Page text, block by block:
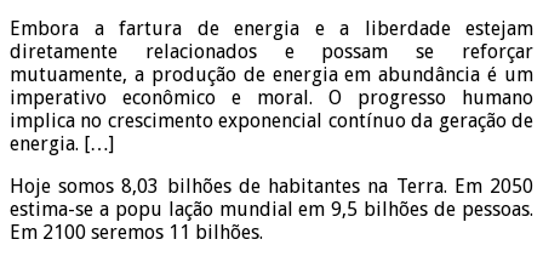
Embora a fartura de energia e a liberdade estejam
diretamente relacionados e possam se reforçar
mutuamente, a produção de energia em abundância é um
imperativo econômico e moral. O progresso humano
implica no crescimento exponencial contínuo da geração de
energia. […]
Hoje somos 8,03 bilhões de habitantes na Terra. Em 2050
estima-se a popu lação mundial em 9,5 bilhões de pessoas.
Em 2100 seremos 11 bilhões.